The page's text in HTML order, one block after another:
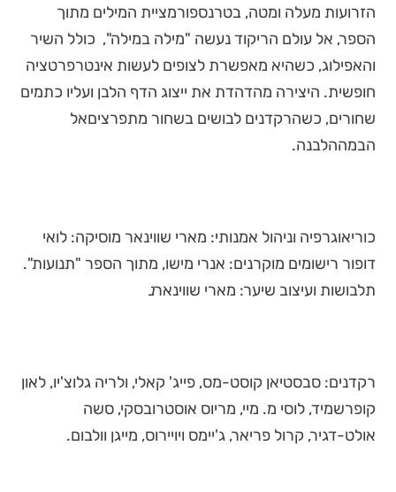
הזרועות מעלה ומטה, בטרנספורמציית המילים מתוך
הספר, אל עולם הריקוד נעשה "מילה במילה", כולל השיר
והאפילוג, כשהיא מאפשרת לצופים לעשות אינטרפרטציה
חופשית. היצירה מהדהדת את ייצוג הדף הלבן ועליו כתמים
שחורים, כשהרקדנים לבושים בשחור מתפרציםאל
הבמההלבנה.
כוריאוגרפיה וניהול אמנותי: מארי שווינאר מוסיקה: לואי
דופור רישומים מוקרנים: אנרי מישו, מתוך הספר "תנועות".
תלבושות ועיצוב שיער: מארי שווינארנ
רקדנים: סבסטיאן קוסט-מס, פייג' קאלי, ולריה גלוצ'יו, לאון
קופרשמיד, לוסי מ. מיי, מריוס אוסטרובסקי, סשה
אולט-דגיר, קרול פריאר, ג'יימס ויויירוס, מייגן וולבום.